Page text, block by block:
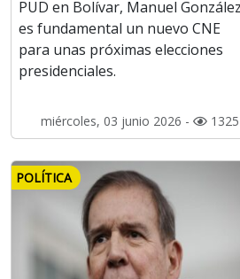
PUD en Bolívar, Manuel
es fundamental un nuevo CNE
para unas próximas elecciones
presidenciales.
miércoles, 03 junio 2026 - 1325
POLÍTICA